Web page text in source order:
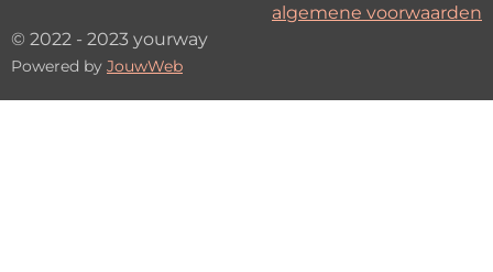
algemene voorwaarden
© 2022 - 2023 yourway
Powered by JouwWeb